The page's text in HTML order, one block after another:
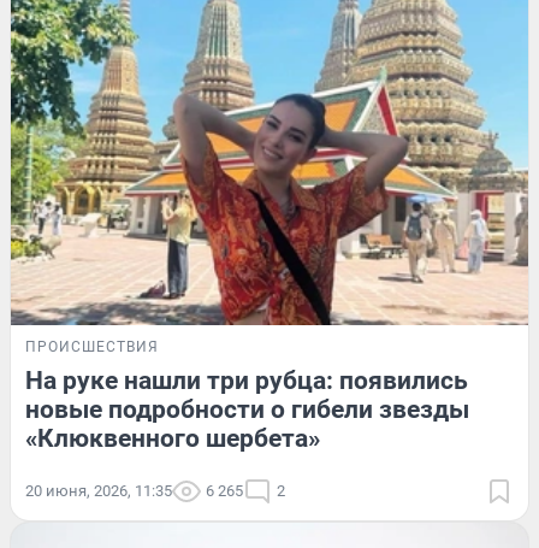
ПРОИСШЕСТВИЯ
На руке нашли три рубца: появились
новые подробности о гибели звезды
«Клюквенного шербета»
20 июня, 2026, 11:35 6 265 2